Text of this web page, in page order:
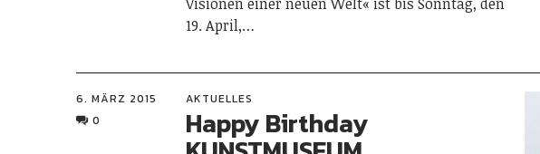
19. April,…
6. MÄRZ 2015
0
AKTUELLES
Happy Birthday